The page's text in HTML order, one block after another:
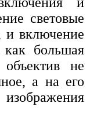
световые
и включение
большая
не
а на его